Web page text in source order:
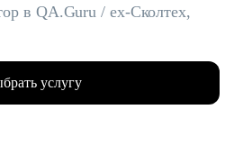
в QA.Guru / ex-Сколтех,
услугу